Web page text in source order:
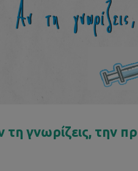
γνωρίζεις, την